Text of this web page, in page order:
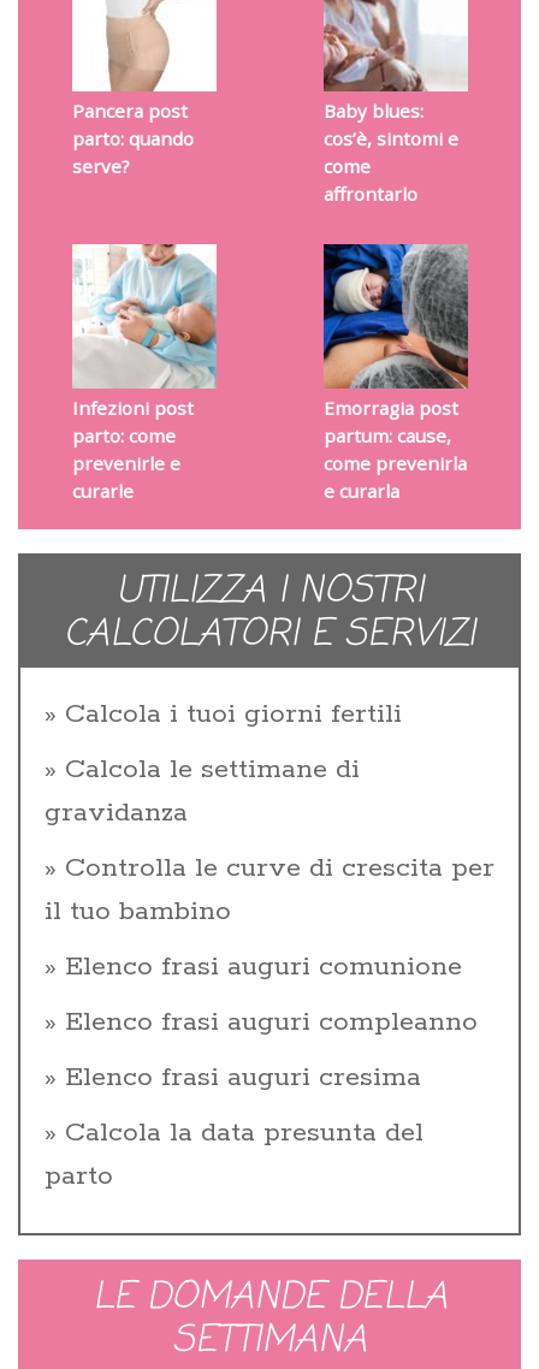
Pancera post
parto: quando
serve?
Baby blues:
cos’è, sintomi e
come
affrontarlo
Infezioni post
parto: come
prevenirle e
curarle
Emorragia post
partum: cause,
come prevenirla
e curarla
UTILIZZA I NOSTRI
CALCOLATORI E SERVIZI
Calcola i tuoi giorni fertili
Calcola le settimane di
gravidanza
Controlla le curve di crescita per
il tuo bambino
Elenco frasi auguri comunione
Elenco frasi auguri compleanno
Elenco frasi auguri cresima
Calcola la data presunta del
parto
LE DOMANDE DELLA
SETTIMANA